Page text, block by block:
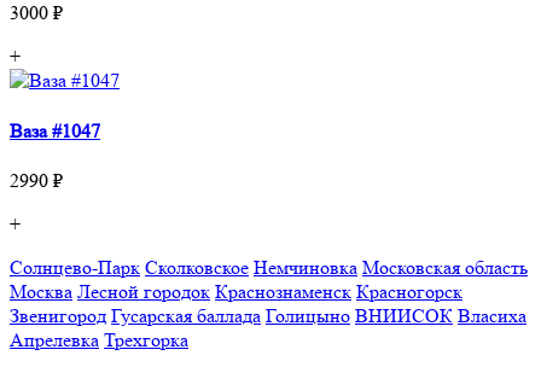
3000 ₽
+
Ваза #1047
2990 ₽
+
Солнцево-Парк Сколковское Немчиновка Московская область
Москва Лесной городок Краснознаменск Красногорск
Звенигород Гусарская баллада Голицыно ВНИИСОК Власиха
Апрелевка Трехгорка